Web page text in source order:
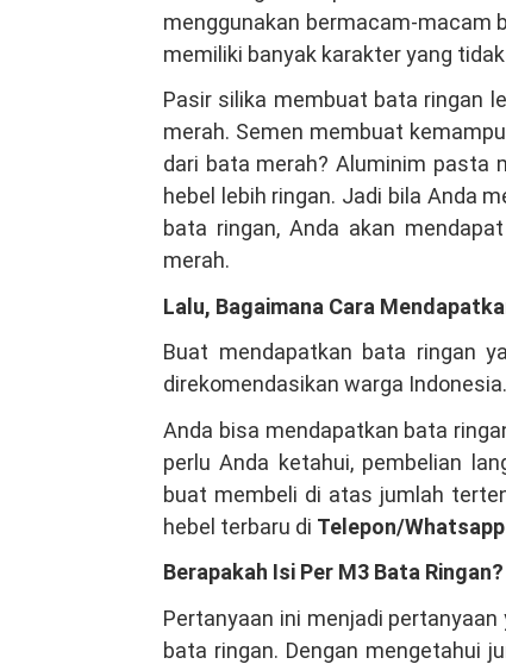
menggunakan bermacam-macam
memiliki banyak karakter yang
Pasir silika membuat bata ringan
merah. Semen membuat
dari bata merah? Aluminim pasta
hebel lebih ringan. Jadi bila Anda
bata ringan, Anda akan
merah.
Lalu, Bagaimana Cara
Buat mendapatkan bata ringan
direkomendasikan warga Indonesia.
Anda bisa mendapatkan bata
perlu Anda ketahui, pembelian
buat membeli di atas jumlah
hebel terbaru di Telepon/
Berapakah Isi Per M3 Bata Ringan?
Pertanyaan ini menjadi
bata ringan. Dengan mengetahui